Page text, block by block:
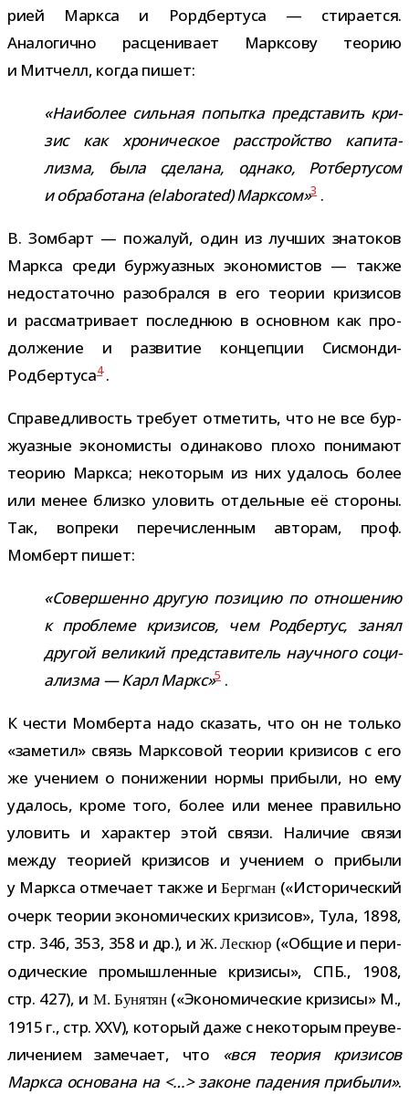
рией Маркса и Рордбертуса — сти­ра­ется.
Аналогично рас­це­ни­вает Марксову тео­рию
и Митчелл, когда пишет:
«Наиболее силь­ная попытка пред­ста­вить кри­
зис как хро­ни­че­ское рас­строй­ство капи­та­
лизма, была сде­лана, однако, Ротбертусом
и обра­бо­тана (elaborated) Марксом»3.
В. Зомбарт — пожа­луй, один из луч­ших зна­то­ков
Маркса среди бур­жу­аз­ных эко­но­ми­стов — также
недо­ста­точно разо­брался в его тео­рии кри­зи­сов
и рас­смат­ри­вает послед­нюю в основ­ном как про­
дол­же­ние и раз­ви­тие кон­цеп­ции Сисмонди-​
Родбертуса4.
Справедливость тре­бует отме­тить, что не все бур­
жу­аз­ные эко­но­ми­сты оди­на­ково плохо пони­мают
тео­рию Маркса; неко­то­рым из них уда­лось более
или менее близко уло­вить отдель­ные её сто­роны.
Так, вопреки пере­чис­лен­ным авто­рам, проф.
Момберт пишет:
«Совершенно дру­гую пози­цию по отно­ше­нию
к про­блеме кри­зи­сов, чем Родбертус, занял
дру­гой вели­кий пред­ста­ви­тель науч­ного соци­
а­лизма — Карл Маркс»5.
К чести Момберта надо ска­зать, что он не только
«заме­тил» связь Марксовой тео­рии кри­зи­сов с его
же уче­нием о пони­же­нии нормы при­были, но ему
уда­лось, кроме того, более или менее пра­вильно
уло­вить и харак­тер этой связи. Наличие связи
между тео­рией кри­зи­сов и уче­нием о при­были
у Маркса отме­чает также иБергман («Исторический
очерк тео­рии эко­но­ми­че­ских кри­зи­сов», Тула, 1898,
стр. 346, 353, 358 и др.), и Ж. Лескюр («Общие и пери­
о­ди­че­ские про­мыш­лен­ные кри­зисы», СПБ., 1908,
стр. 427), и М. Бунятян(«Экономические кри­зисы» М.,
1915 г., стр. XXV), кото­рый даже с неко­то­рым пре­уве­
ли­че­нием заме­чает, что «вся тео­рия кри­зи­сов
Маркса осно­вана на <…> законе паде­ния при­были».